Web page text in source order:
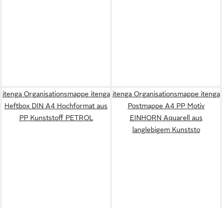
itenga Organisationsmappe itenga
Heftbox DIN A4 Hochformat aus
PP Kunststoff PETROL
itenga Organisationsmappe itenga
Postmappe A4 PP Motiv
EINHORN Aquarell aus
langlebigem Kunststo